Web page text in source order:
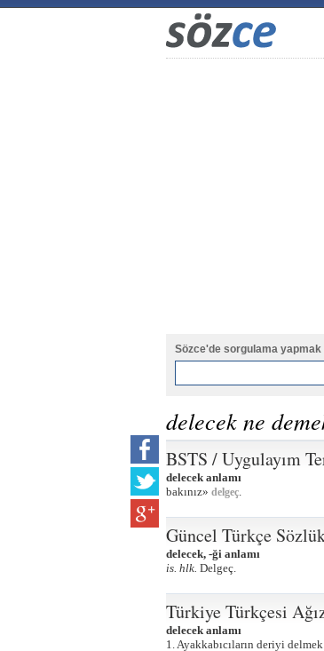
Sözce'de sorgulama
delecek ne
BSTS / Uygulayım
delecek anlamı
bakınız» delgeç.
Güncel Türkçe
delecek, -ği anlamı
is. hlk. Delgeç.
Türkiye Türkçesi
delecek anlamı
1. Ayakkabıcıların deriyi